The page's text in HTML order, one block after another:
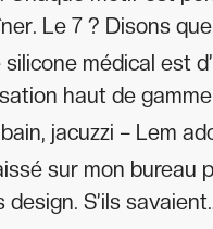
Le 7 ? Disons
silicone médical est
haut de
jacuzzi – Lem
sur mon
S’ils